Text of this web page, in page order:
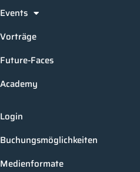
Events
Vorträge
Future-Faces
Academy
Login
Buchungsmöglichkeiten
Medienformate